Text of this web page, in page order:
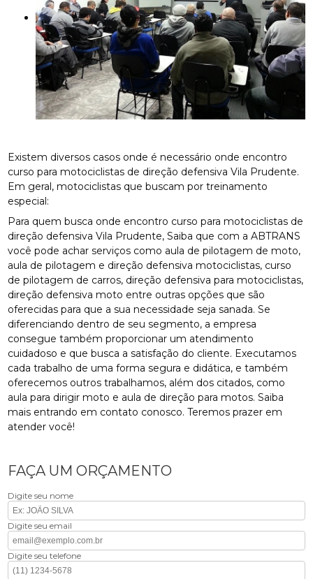
Existem diversos casos onde é necessário onde encontro
curso para motociclistas de direção defensiva Vila Prudente.
Em geral, motociclistas que buscam por treinamento
especial:
Para quem busca onde encontro curso para motociclistas de
direção defensiva Vila Prudente, Saiba que com a ABTRANS
você pode achar serviços como aula de pilotagem de moto,
aula de pilotagem e direção defensiva motociclistas, curso
de pilotagem de carros, direção defensiva para motociclistas,
direção defensiva moto entre outras opções que são
oferecidas para que a sua necessidade seja sanada. Se
diferenciando dentro de seu segmento, a empresa
consegue também proporcionar um atendimento
cuidadoso e que busca a satisfação do cliente. Executamos
cada trabalho de uma forma segura e didática, e também
oferecemos outros trabalhamos, além dos citados, como
aula para dirigir moto e aula de direção para motos. Saiba
mais entrando em contato conosco. Teremos prazer em
atender você!
FAÇA UM ORÇAMENTO
Digite seu nome
Digite seu email
Digite seu telefone